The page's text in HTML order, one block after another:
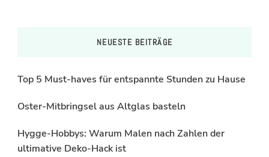
NEUESTE BEITRÄGE
Top 5 Must-haves für entspannte Stunden zu Hause
Oster-Mitbringsel aus Altglas basteln
Hygge-Hobbys: Warum Malen nach Zahlen der
ultimative Deko-Hack ist